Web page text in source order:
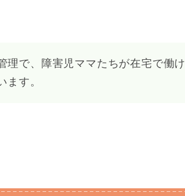
理で、障害児ママたちが在宅で働け
ます。